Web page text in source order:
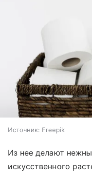
Источник: Freepik
Из нее делают
искусственного